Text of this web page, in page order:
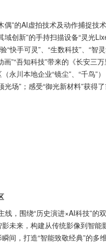
”的AI虚拍技术及动作捕捉技
创新”的手持扫描设备“灵光
“快手可灵”、“生数科技”、“智
”“吾知科技”带来的《长安三
永川本地企业“镜尘”、“千鸟”
场”；感受“御光新材料”获得
线，围绕“历史演进×AI科技”
未来，构建从传统影像到智
间，打造“智能致敬经典”的多